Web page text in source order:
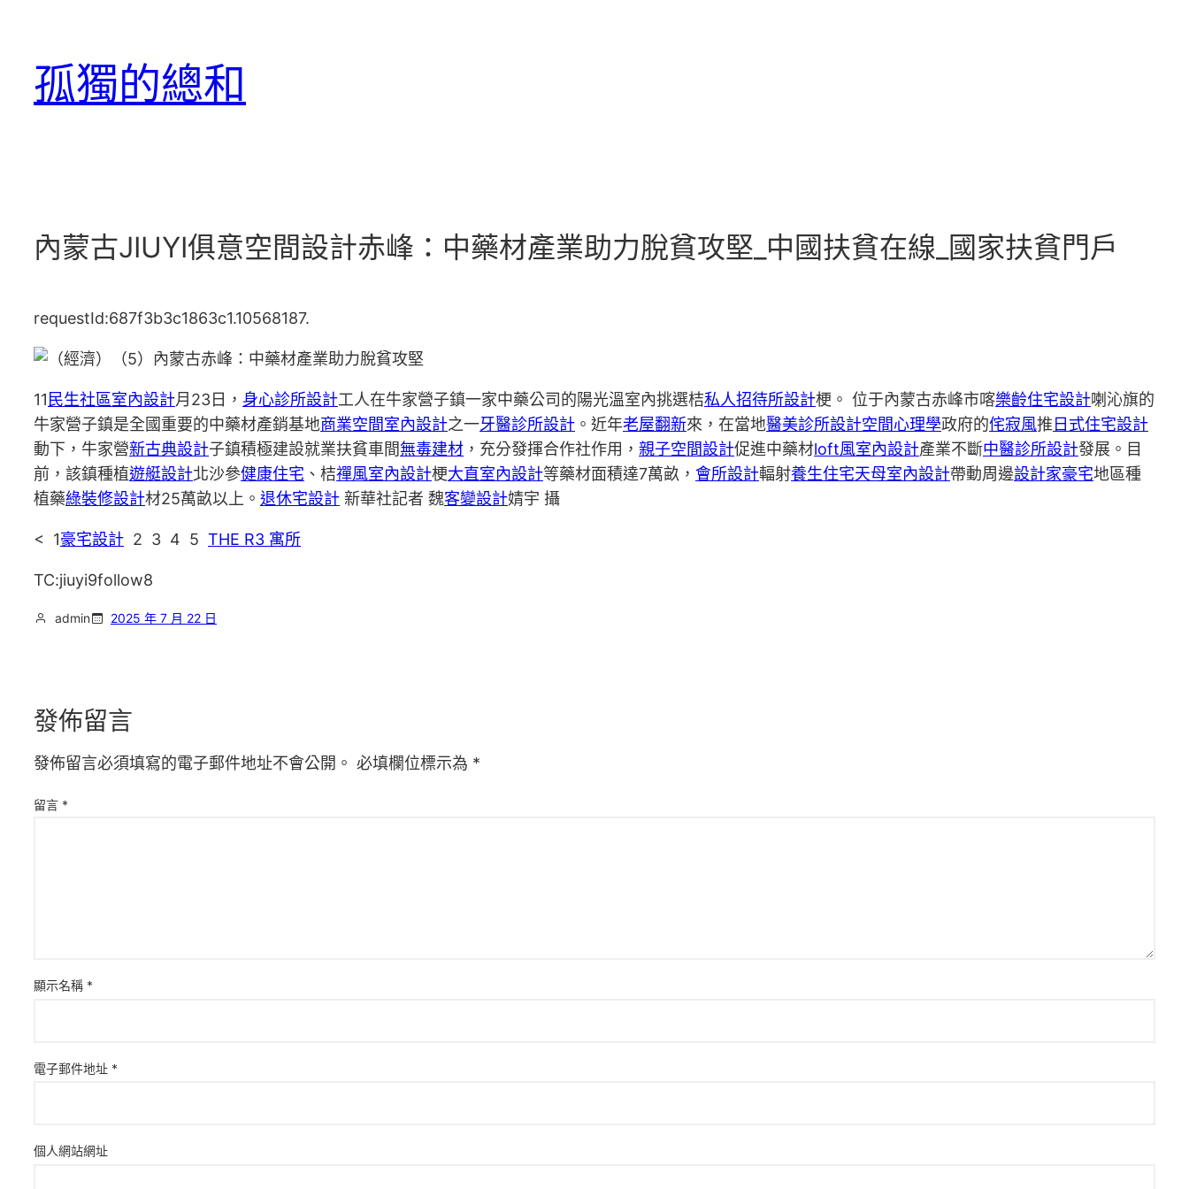
孤獨的總和
內蒙古JIUYI俱意空間設計赤峰：中藥材產業助力脫貧攻堅_中國扶貧在線_國家扶貧門戶
requestId:687f3b3c1863c1.10568187.
11 民生社區室內設計月23日， 身心診所設計工人在牛家營子鎮一家中藥公司的陽光溫室內挑選桔私人招待所設計梗。 位于內蒙古赤峰市喀樂齡住宅設計喇沁旗的
牛家營子鎮是全國重要的中藥材產銷基地商業空間室內設計之一牙醫診所設計 。近年老屋翻新來，在當地醫美診所設計空間心理學政府的侘寂風推 日式住宅設計
動下，牛家營新古典設計子鎮積極建設就業扶貧車間無毒建材 ，充分發揮合作社作用， 親子空間設計促進中藥材loft風室內設計產業不斷中醫診所設計發展。目
前，該鎮種植遊艇設計北沙參健康住宅 、桔禪風室內設計梗大直室內設計等藥材面積達7萬畝， 會所設計輻射養生住宅天母室內設計帶動周邊設計家豪宅地區種
植藥綠裝修設計材25萬畝以上。 退休宅設計 新華社記者 魏客變設計婧宇 攝
< 1豪宅設計 2 3 4 5 THE R3 寓所
TC:jiuyi9follow8
admin 2025 年 7 月 22 日
發佈留言
發佈留言必須填寫的電子郵件地址不會公開。 必填欄位標示為 *
留言 *
顯示名稱 *
電子郵件地址 *
個人網站網址